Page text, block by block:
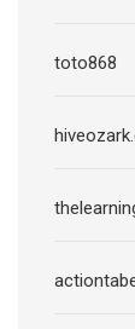
toto868